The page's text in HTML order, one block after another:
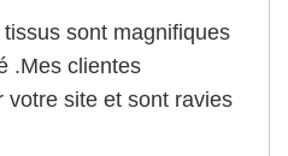
sont magnifiques
.Mes clientes
votre site et sont ravies